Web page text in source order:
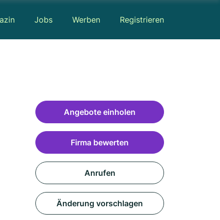
Jobs Werben Registrieren
Angebote einholen
Firma bewerten
Anrufen
Änderung vorschlagen